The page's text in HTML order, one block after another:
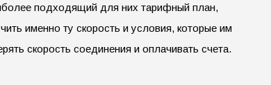
подходящий для них тарифный план,
именно ту скорость и условия, которые им
скорость соединения и оплачивать счета.